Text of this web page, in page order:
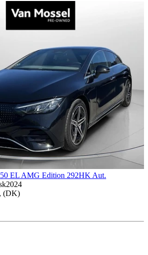
EL AMG Edition 292HK Aut.
2024
(DK)